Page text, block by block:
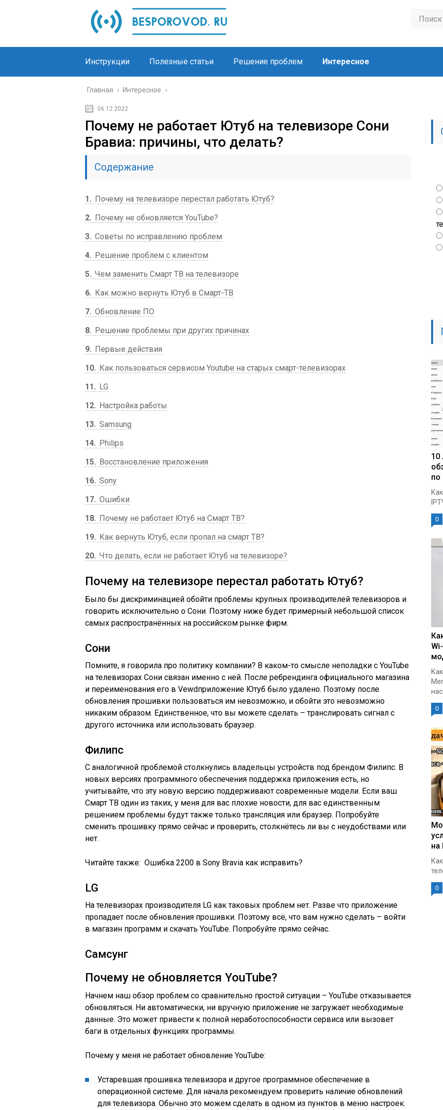
Инструкции Полезные статьи Решение проблем Интересное
Главная › Интересное ›
06.12.2022
Почему не работает Ютуб на телевизоре Сони
Бравиа: причины, что делать?
Содержание
1
Почему на телевизоре перестал работать Ютуб?
2
Почему не обновляется YouTube?
3 Советы по исправлению проблем
4
Решение проблем с клиентом
5 Чем заменить Смарт ТВ на телевизоре
6
Как можно вернуть Ютуб в Смарт-ТВ
7 Обновление ПО
8
Решение проблемы при других причинах
9
Первые действия
10
Как пользоваться сервисом Youtube на старых смарт-телевизорах
11
LG
12
Настройка работы
13 Samsung
14
Philips
15
Восстановление приложения
16 Sony
17 Ошибки
18
Почему не работает Ютуб на Смарт ТВ?
19
Как вернуть Ютуб, если пропал на смарт ТВ?
20 Что делать, если не работает Ютуб на телевизоре?
Почему на телевизоре перестал работать Ютуб?
Было бы дискриминацией обойти проблемы крупных производителей телевизоров и
говорить исключительно о Сони. Поэтому ниже будет примерный небольшой список
самых распространённых на российском рынке фирм.
Сони
Помните, я говорила про политику компании? В каком-то смысле неполадки с YouTube
на телевизорах Сони связан именно с ней. После ребрендинга официального магазина
и переименования его в Vewdприложение Ютуб было удалено. Поэтому после
обновления прошивки пользоваться им невозможно, и обойти это невозможно
никаким образом. Единственное, что вы можете сделать – транслировать сигнал с
другого источника или использовать браузер.
Филипс
С аналогичной проблемой столкнулись владельцы устройств под брендом Филипс. В
новых версиях программного обеспечения поддержка приложения есть, но
учитывайте, что эту новую версию поддерживают современные модели. Если ваш
Смарт ТВ один из таких, у меня для вас плохие новости, для вас единственным
решением проблемы будут также только трансляция или браузер. Попробуйте
сменить прошивку прямо сейчас и проверить, столкнётесь ли вы с неудобствами или
нет.
Читайте также: Ошибка 2200 в Sony Bravia как исправить?
LG
На телевизорах производителя LG как таковых проблем нет. Разве что приложение
пропадает после обновления прошивки. Поэтому всё, что вам нужно сделать – войти
в магазин программ и скачать YouTube. Попробуйте прямо сейчас.
Самсунг
Почему не обновляется YouTube?
Начнем наш обзор проблем со сравнительно простой ситуации – YouTube отказывается
обновляться. Ни автоматически, ни вручную приложение не загружает необходимые
данные. Это может привести к полной неработоспособности сервиса или вызовет
баги в отдельных функциях программы.
Почему у меня не работает обновление YouTube:
Устаревшая прошивка телевизора и другое программное обеспечение в
операционной системе. Для начала рекомендуем проверить наличие обновлений
для телевизора. Обычно это можем сделать в одном из пунктов в меню настроек.
10
по
0
0
на
0